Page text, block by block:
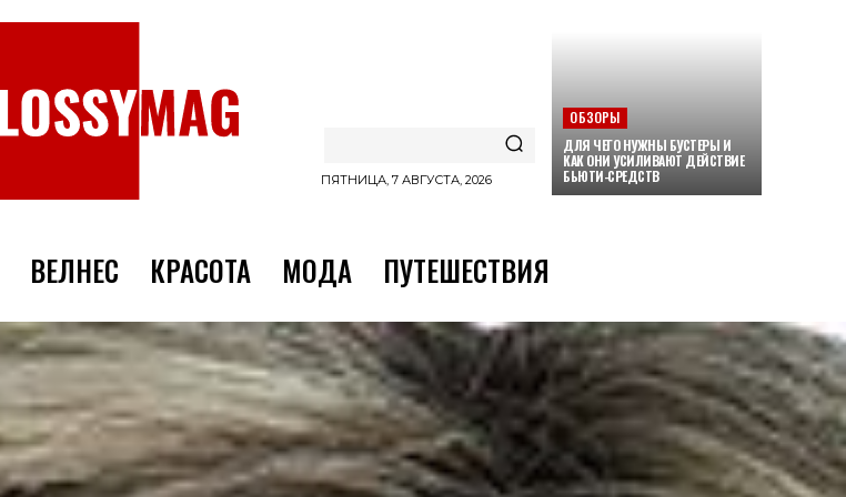
ПЯТНИЦА, 7 АВГУСТА, 2026
ОБЗОРЫ
ДЛЯ ЧЕГО НУЖНЫ БУСТЕРЫ И
КАК ОНИ УСИЛИВАЮТ ДЕЙСТВИЕ
БЬЮТИ-СРЕДСТВ
ВЕЛНЕС КРАСОТА МОДА ПУТЕШЕСТВИЯ